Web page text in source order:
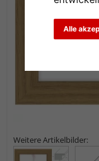
Alle
Weitere Artikelbilder: